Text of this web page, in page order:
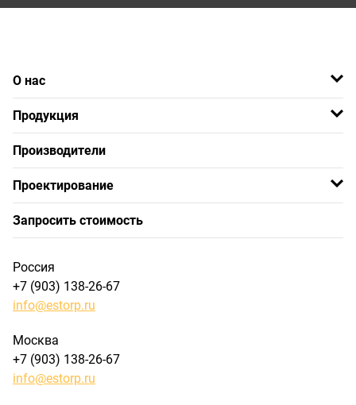
О нас
Продукция
Производители
Проектирование
Запросить стоимость
Россия
+7 (903) 138-26-67
info@estorp.ru
Москва
+7 (903) 138-26-67
info@estorp.ru